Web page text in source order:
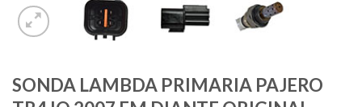
SONDA LAMBDA PRIMARIA PAJERO